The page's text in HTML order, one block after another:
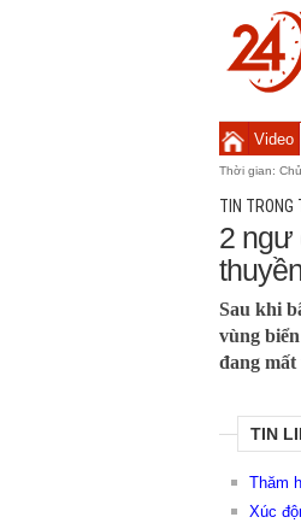
Video
Thời gian:
TIN TRONG
2 ngư
Sau khi
vùng
đang
TIN
Thăm
Xúc